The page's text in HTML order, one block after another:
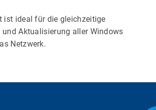
ist ideal für die gleichzeitige
und Aktualisierung aller Windows
Netzwerk.